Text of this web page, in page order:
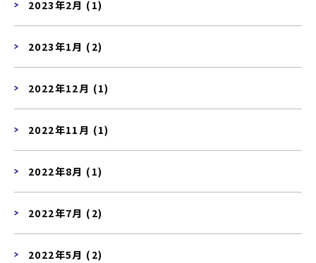
2023年2月 (1)
2023年1月 (2)
2022年12月 (1)
2022年11月 (1)
2022年8月 (1)
2022年7月 (2)
2022年5月 (2)